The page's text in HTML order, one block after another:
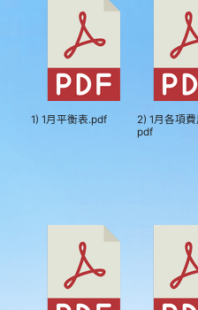
1) 1月平衡表.pdf
2) 1月各項
pdf